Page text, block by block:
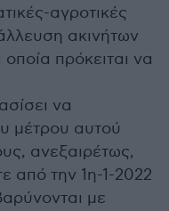
αγροτικές
ακινήτων
οποία πρόκειται να
να
μέτρου αυτού
ανεξαιρέτως,
από την 1η-1-2022
με